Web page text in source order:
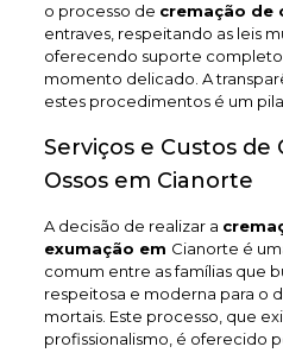
o processo de cremação de
entraves, respeitando as leis
oferecendo suporte completo
momento delicado. A
estes procedimentos é um
Serviços e Custos de
Ossos em Cianorte
A decisão de realizar a
exumação em Cianorte é
comum entre as famílias que
respeitosa e moderna para o
mortais. Este processo, que
profissionalismo, é oferecido